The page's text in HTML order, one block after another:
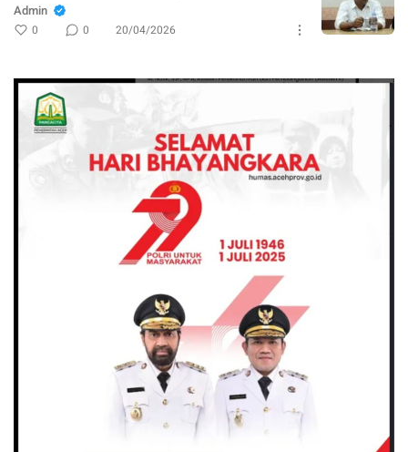
Admin
0 0 20/04/2026